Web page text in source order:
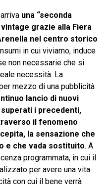
una “seconda
grazie alla Fiera
nel centro storico
in cui viviamo, induce
non necessarie che si
necessità. La
mezzo di una pubblicità
lancio di nuovi
i precedenti,
il fenomeno
la sensazione che
e che vada sostituito. A
programmata, in cui il
per avere una vita
con cui il bene verrà